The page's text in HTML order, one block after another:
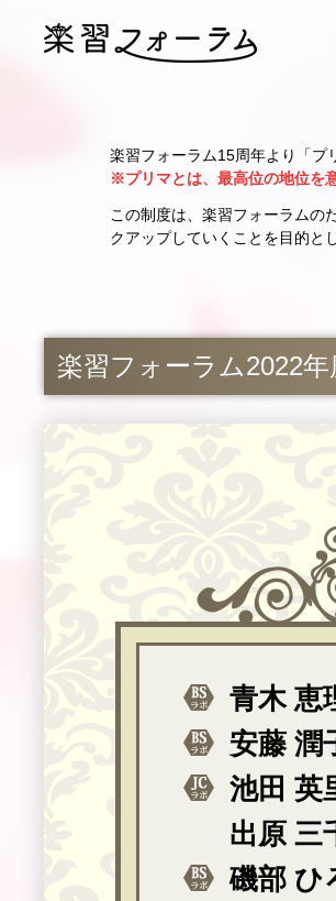
楽習フォーラム15周年より「
※プリマとは、最高位の地位を
この制度は、楽習フォーラムの
クアップしていくことを目的と
楽習フォーラム2022
青木 恵
安藤 潤
池田 英
出原 三
磯部 ひ